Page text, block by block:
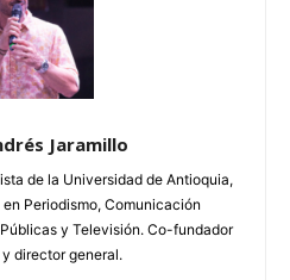
Jaramillo
de la Universidad de Antioquia,
Periodismo, Comunicación
y Televisión. Co-fundador
director general.